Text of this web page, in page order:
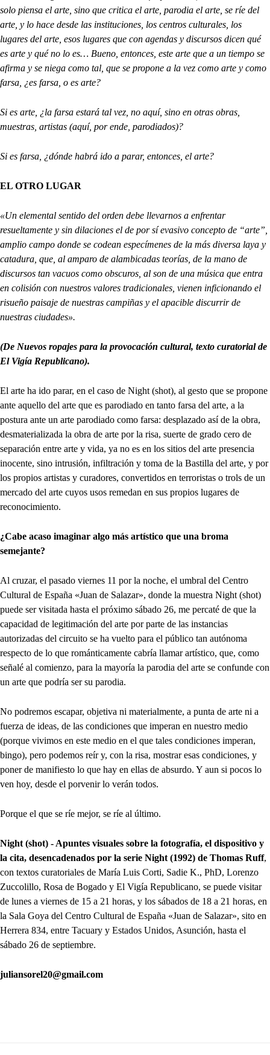
solo piensa el arte, sino que critica el arte, parodia el arte, se ríe del
arte, y lo hace desde las instituciones, los centros culturales, los
lugares del arte, esos lugares que con agendas y discursos dicen qué
es arte y qué no lo es… Bueno, entonces, este arte que a un tiempo se
afirma y se niega como tal, que se propone a la vez como arte y como
farsa, ¿es farsa, o es arte?
Si es arte, ¿la farsa estará tal vez, no aquí, sino en otras obras,
muestras, artistas (aquí, por ende, parodiados)?
Si es farsa, ¿dónde habrá ido a parar, entonces, el arte?
EL OTRO LUGAR
«Un elemental sentido del orden debe llevarnos a enfrentar
resueltamente y sin dilaciones el de por sí evasivo concepto de “arte”,
amplio campo donde se codean especímenes de la más diversa laya y
catadura, que, al amparo de alambicadas teorías, de la mano de
discursos tan vacuos como obscuros, al son de una música que entra
en colisión con nuestros valores tradicionales, vienen inficionando el
risueño paisaje de nuestras campiñas y el apacible discurrir de
nuestras ciudades».
(De Nuevos ropajes para la provocación cultural, texto curatorial de
El Vigía Republicano).
El arte ha ido parar, en el caso de Night (shot), al gesto que se propone
ante aquello del arte que es parodiado en tanto farsa del arte, a la
postura ante un arte parodiado como farsa: desplazado así de la obra,
desmaterializada la obra de arte por la risa, suerte de grado cero de
separación entre arte y vida, ya no es en los sitios del arte presencia
inocente, sino intrusión, infiltración y toma de la Bastilla del arte, y por
los propios artistas y curadores, convertidos en terroristas o trols de un
mercado del arte cuyos usos remedan en sus propios lugares de
reconocimiento.
¿Cabe acaso imaginar algo más artístico que una broma
semejante?
Al cruzar, el pasado viernes 11 por la noche, el umbral del Centro
Cultural de España «Juan de Salazar», donde la muestra Night (shot)
puede ser visitada hasta el próximo sábado 26, me percaté de que la
capacidad de legitimación del arte por parte de las instancias
autorizadas del circuito se ha vuelto para el público tan autónoma
respecto de lo que románticamente cabría llamar artístico, que, como
señalé al comienzo, para la mayoría la parodia del arte se confunde con
un arte que podría ser su parodia.
No podremos escapar, objetiva ni materialmente, a punta de arte ni a
fuerza de ideas, de las condiciones que imperan en nuestro medio
(porque vivimos en este medio en el que tales condiciones imperan,
bingo), pero podemos reír y, con la risa, mostrar esas condiciones, y
poner de manifiesto lo que hay en ellas de absurdo. Y aun si pocos lo
ven hoy, desde el porvenir lo verán todos.
Porque el que se ríe mejor, se ríe al último.
Night (shot) - Apuntes visuales sobre la fotografía, el dispositivo y
la cita, desencadenados por la serie Night (1992) de Thomas Ruff,
con textos curatoriales de María Luis Corti, Sadie K., PhD, Lorenzo
Zuccolillo, Rosa de Bogado y El Vigía Republicano, se puede visitar
de lunes a viernes de 15 a 21 horas, y los sábados de 18 a 21 horas, en
la Sala Goya del Centro Cultural de España «Juan de Salazar», sito en
Herrera 834, entre Tacuary y Estados Unidos, Asunción, hasta el
sábado 26 de septiembre.
juliansorel20@gmail.com